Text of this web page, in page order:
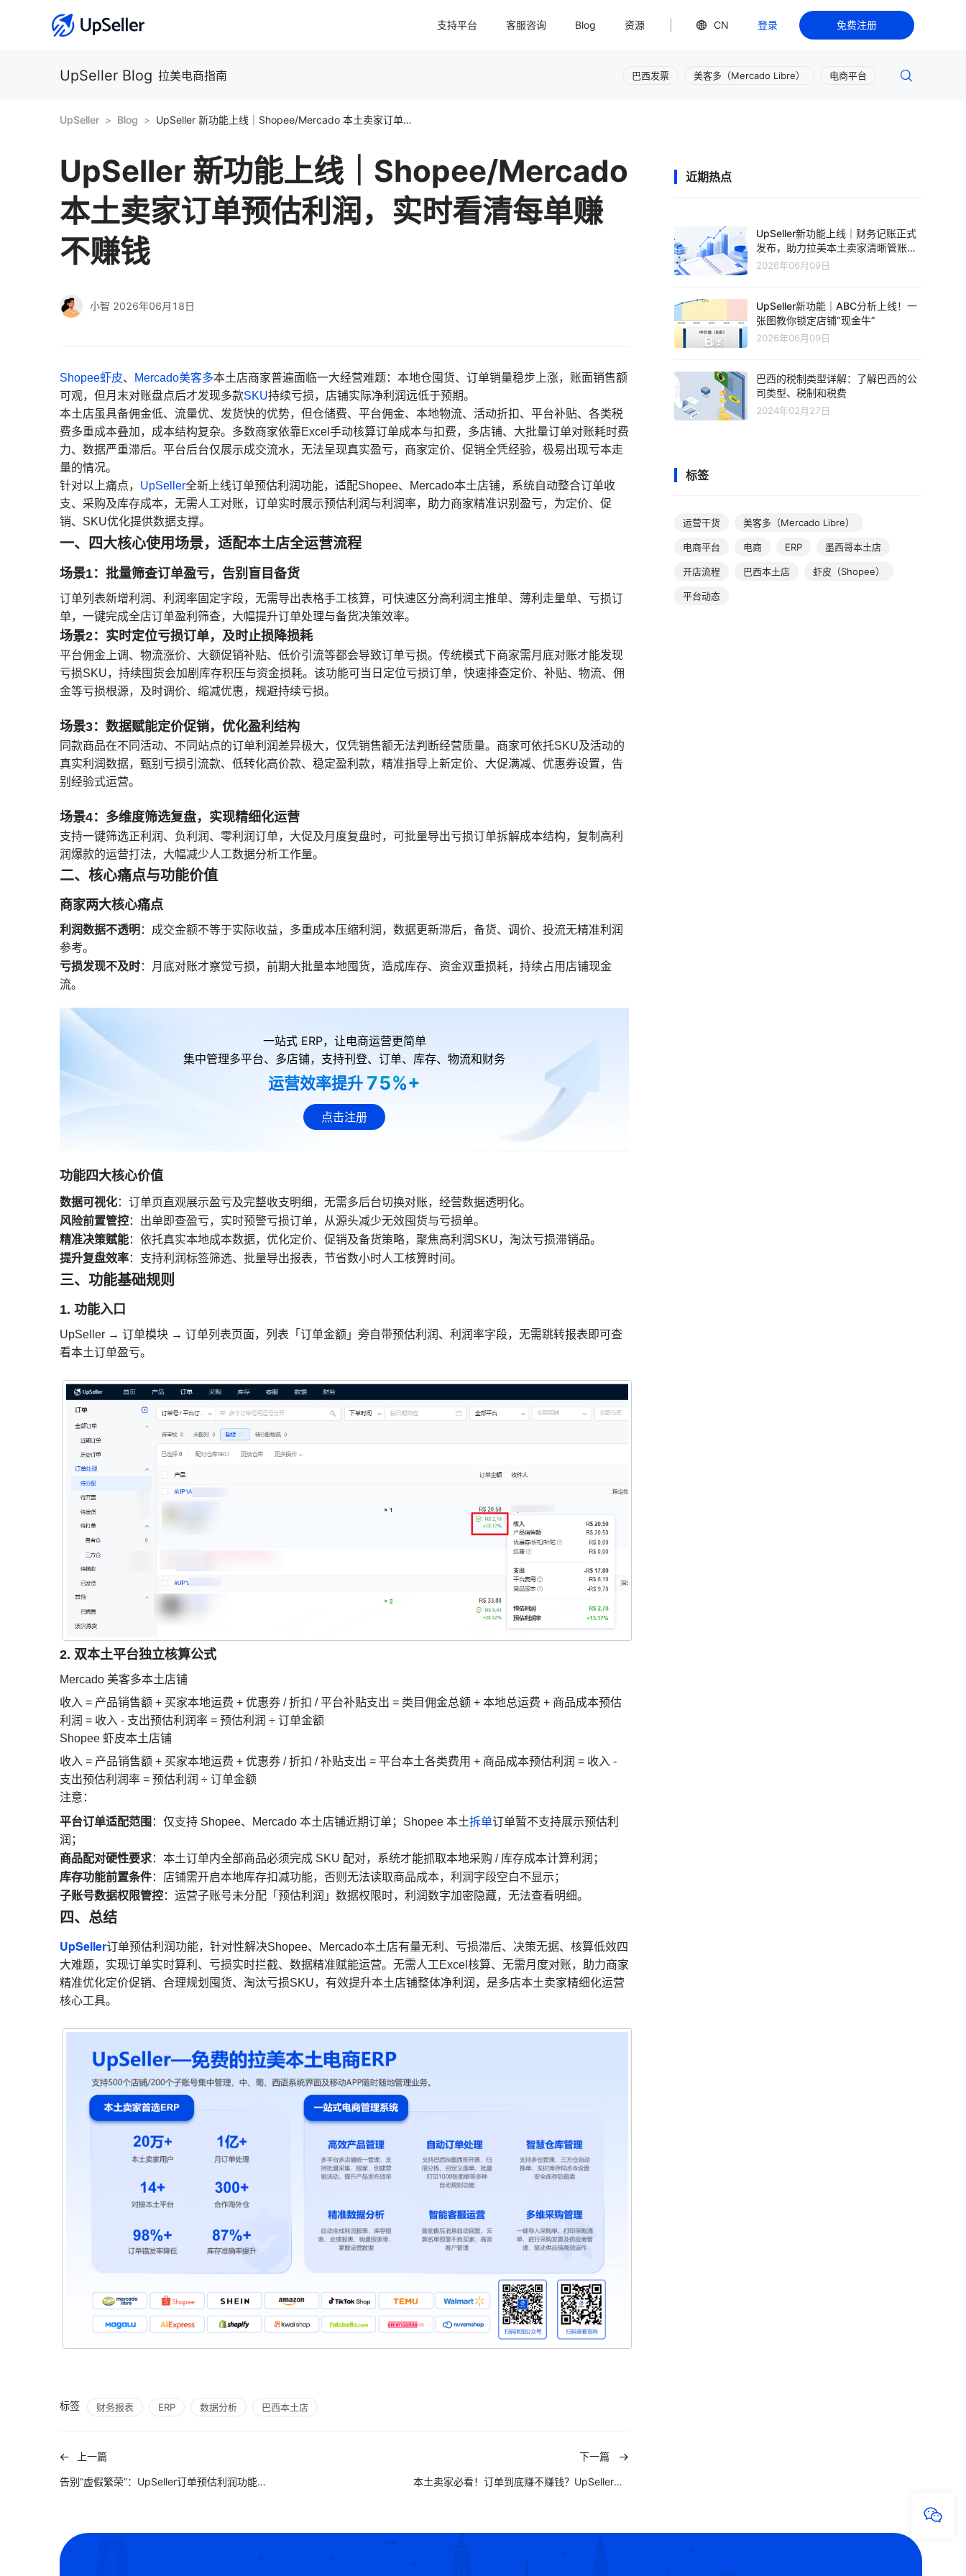
支持平台 客服咨询 Blog 资源 CN 登录 免费注册
UpSeller Blog 拉美电商指南 巴西发票 美客多（Mercado Libre） 电商平台
UpSeller Blog UpSeller 新功能上线｜Shopee/Mercado 本土卖家订单预估利润，实时看清每单赚不赚钱
UpSeller 新功能上线｜Shopee/Mercado
本土卖家订单预估利润，实时看清每单赚
不赚钱
小智 2026年06月18日
Shopee虾皮、 Mercado美客多本土店商家普遍面临一大经营难题：本地仓囤货、订单销量稳步上涨，账面销售额
可观，但月末对账盘点后才发现多款SKU持续亏损，店铺实际净利润远低于预期。
本土店虽具备佣金低、流量优、发货快的优势，但仓储费、平台佣金、本地物流、活动折扣、平台补贴、各类税
费多重成本叠加，成本结构复杂。多数商家依靠Excel手动核算订单成本与扣费，多店铺、大批量订单对账耗时费
力、数据严重滞后。平台后台仅展示成交流水，无法呈现真实盈亏，商家定价、促销全凭经验，极易出现亏本走
量的情况。
针对以上痛点， UpSeller全新上线订单预估利润功能，适配Shopee、Mercado本土店铺，系统自动整合订单收
支、采购及库存成本，无需人工对账，订单实时展示预估利润与利润率，助力商家精准识别盈亏，为定价、促
销、SKU优化提供数据支撑。
一、四大核心使用场景，适配本土店全运营流程
场景1：批量筛查订单盈亏，告别盲目备货
订单列表新增利润、利润率固定字段，无需导出表格手工核算，可快速区分高利润主推单、薄利走量单、亏损订
单，一键完成全店订单盈利筛查，大幅提升订单处理与备货决策效率。
场景2：实时定位亏损订单，及时止损降损耗
平台佣金上调、物流涨价、大额促销补贴、低价引流等都会导致订单亏损。传统模式下商家需月底对账才能发现
亏损SKU，持续囤货会加剧库存积压与资金损耗。该功能可当日定位亏损订单，快速排查定价、补贴、物流、佣
金等亏损根源，及时调价、缩减优惠，规避持续亏损。
场景3：数据赋能定价促销，优化盈利结构
同款商品在不同活动、不同站点的订单利润差异极大，仅凭销售额无法判断经营质量。商家可依托SKU及活动的
真实利润数据，甄别亏损引流款、低转化高价款、稳定盈利款，精准指导上新定价、大促满减、优惠券设置，告
别经验式运营。
场景4：多维度筛选复盘，实现精细化运营
支持一键筛选正利润、负利润、零利润订单，大促及月度复盘时，可批量导出亏损订单拆解成本结构，复制高利
润爆款的运营打法，大幅减少人工数据分析工作量。
二、核心痛点与功能价值
商家两大核心痛点
利润数据不透明：成交金额不等于实际收益，多重成本压缩利润，数据更新滞后，备货、调价、投流无精准利润
参考。
亏损发现不及时：月底对账才察觉亏损，前期大批量本地囤货，造成库存、资金双重损耗，持续占用店铺现金
流。
一站式 ERP，让电商运营更简单
集中管理多平台、多店铺，支持刊登、订单、库存、物流和财务
运营效率提升 75%+
点击注册
功能四大核心价值
数据可视化：订单页直观展示盈亏及完整收支明细，无需多后台切换对账，经营数据透明化。
风险前置管控：出单即查盈亏，实时预警亏损订单，从源头减少无效囤货与亏损单。
精准决策赋能：依托真实本地成本数据，优化定价、促销及备货策略，聚焦高利润SKU，淘汰亏损滞销品。
提升复盘效率：支持利润标签筛选、批量导出报表，节省数小时人工核算时间。
三、功能基础规则
1. 功能入口
UpSeller → 订单模块 → 订单列表页面，列表「订单金额」旁自带预估利润、利润率字段，无需跳转报表即可查
看本土订单盈亏。
2. 双本土平台独立核算公式
Mercado 美客多本土店铺
收入 = 产品销售额 + 买家本地运费 + 优惠券 / 折扣 / 平台补贴支出 = 类目佣金总额 + 本地总运费 + 商品成本预估
利润 = 收入 - 支出预估利润率 = 预估利润 ÷ 订单金额
Shopee 虾皮本土店铺
收入 = 产品销售额 + 买家本地运费 + 优惠券 / 折扣 / 补贴支出 = 平台本土各类费用 + 商品成本预估利润 = 收入 -
支出预估利润率 = 预估利润 ÷ 订单金额
注意：
平台订单适配范围：仅支持 Shopee、Mercado 本土店铺近期订单；Shopee 本土拆单订单暂不支持展示预估利
润；
商品配对硬性要求：本土订单内全部商品必须完成 SKU 配对，系统才能抓取本地采购 / 库存成本计算利润；
库存功能前置条件：店铺需开启本地库存扣减功能，否则无法读取商品成本，利润字段空白不显示；
子账号数据权限管控：运营子账号未分配「预估利润」数据权限时，利润数字加密隐藏，无法查看明细。
四、 总结
UpSeller订单预估利润功能，针对性解决Shopee、Mercado本土店有量无利、亏损滞后、决策无据、核算低效四
大难题，实现订单实时算利、亏损实时拦截、数据精准赋能运营。无需人工Excel核算、无需月度对账，助力商家
精准优化定价促销、合理规划囤货、淘汰亏损SKU，有效提升本土店铺整体净利润，是多店本土卖家精细化运营
核心工具。
标签 财务报表 ERP 数据分析 巴西本土店
上一篇
告别“虚假繁荣”：UpSeller订单预估利润功能，让每笔订单盈亏一目了然
下一篇
本土卖家必看！订单到底赚不赚钱？UpSeller「订单预估利润」功能上线，Shopee和Mercado卖家终于不用猜了
近期热点
UpSeller新功能上线｜财务记账正式
发布，助力拉美本土卖家清晰管账、
轻松盈利
2026年06月09日
UpSeller新功能｜ABC分析上线！一
张图教你锁定店铺“现金牛”
2026年06月09日
巴西的税制类型详解：了解巴西的公
司类型、税制和税费
2024年02月27日
标签
运营干货 美客多（Mercado Libre）
电商平台 电商 ERP 墨西哥本土店
开店流程 巴西本土店 虾皮（Shopee）
平台动态